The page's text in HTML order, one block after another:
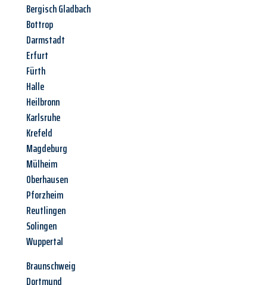
Bergisch Gladbach
Bottrop
Darmstadt
Erfurt
Fürth
Halle
Heilbronn
Karlsruhe
Krefeld
Magdeburg
Mülheim
Oberhausen
Pforzheim
Reutlingen
Solingen
Wuppertal
Braunschweig
Dortmund